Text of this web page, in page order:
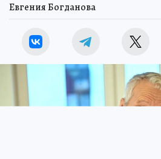
Евгения Богданова